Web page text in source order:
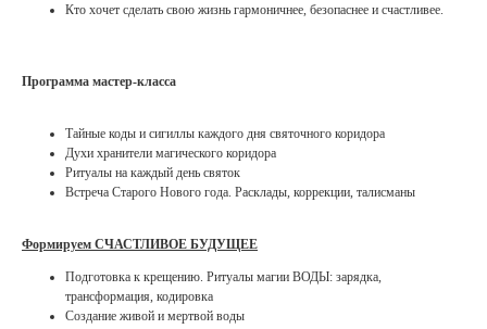
Кто хочет сделать свою жизнь гармоничнее, безопаснее и счастливее.
Программа мастер-класса
Тайные коды и сигиллы каждого дня святочного коридора
Духи хранители магического коридора
Ритуалы на каждый день святок
Встреча Старого Нового года. Расклады, коррекции, талисманы
Формируем СЧАСТЛИВОЕ БУДУЩЕЕ
Подготовка к крещению. Ритуалы магии ВОДЫ: зарядка,
трансформация, кодировка
Создание живой и мертвой воды